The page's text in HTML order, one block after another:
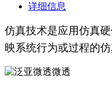
详细信息
仿真技术是应用仿真
映系统行为或过程的仿